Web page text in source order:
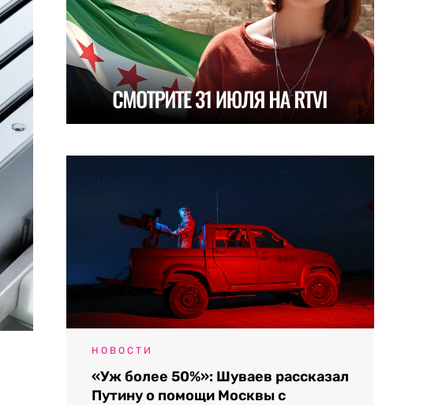
НОВОСТИ
«Уж более 50%»: Шуваев рассказал
Путину о помощи Москвы с